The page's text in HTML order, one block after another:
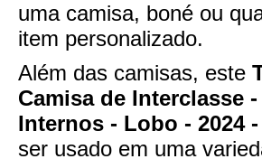
uma camisa, boné ou
item personalizado.
Além das camisas, este
Camisa de Interclasse
Internos - Lobo - 2024 -
ser usado em uma